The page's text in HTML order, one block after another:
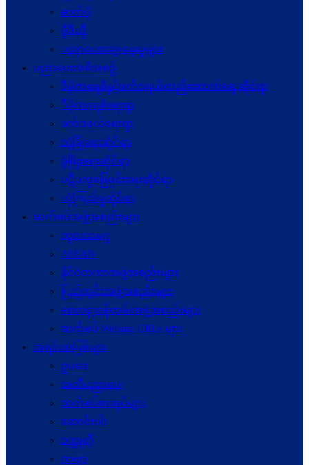
ဓာတ်ပုံ
ဗွီဒီယို
ပညာပေးဆွေးနွေးမှုများ
ပညာပေးအစီအစဉ်
ဒီမိုကရေစီနှင့်ဖက်ဒရယ်တည်ဆောက်ရေးဆိုင်ရာ
ဒီမိုကရေစီရေးရာ
ဖက်ဒရယ်ရေးရာ
လုံခြုံရေးဆိုင်ရာ
ဖွံဖြိုးရေးဆိုင်ရာ
ပဋိပက္ခ‌ဖြေရှင်းရေးဆိုင်ရာ
ယုံကြည်မှုဆိုင်ရာ
ဆက်စပ်အဖွဲ့အစည်းများ
ကုလသမဂ္ဂ
ASEAN
နိုင်ငံတကာအဖွဲ့အစည်းများ
ပြည်တွင်းအဖွဲ့အစည်းများ
စေတနာ့ဝန်ထမ်းအဖွဲ့အစည်းများ
ဆက်စပ် Website URLs များ
အရင်းအမြစ်များ
ဥပဒေ
အသိပညာပေး
ဆက်စပ်စာအုပ်များ
ဆောင်းပါး
ဝတ္ထုတို
ကဗျာ